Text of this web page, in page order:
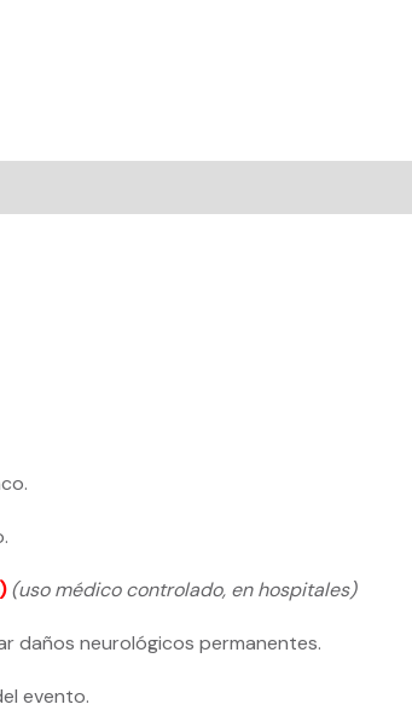
(uso médico controlado, en hospitales)
daños neurológicos permanentes.
evento.